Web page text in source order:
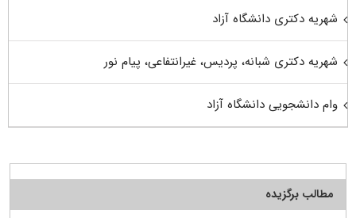
شهریه دکتری دانشگاه آزاد
شهریه دکتری شبانه، پردیس، غیرانتفاعی، پیام نور
وام دانشجویی دانشگاه آزاد
مطالب برگزیده